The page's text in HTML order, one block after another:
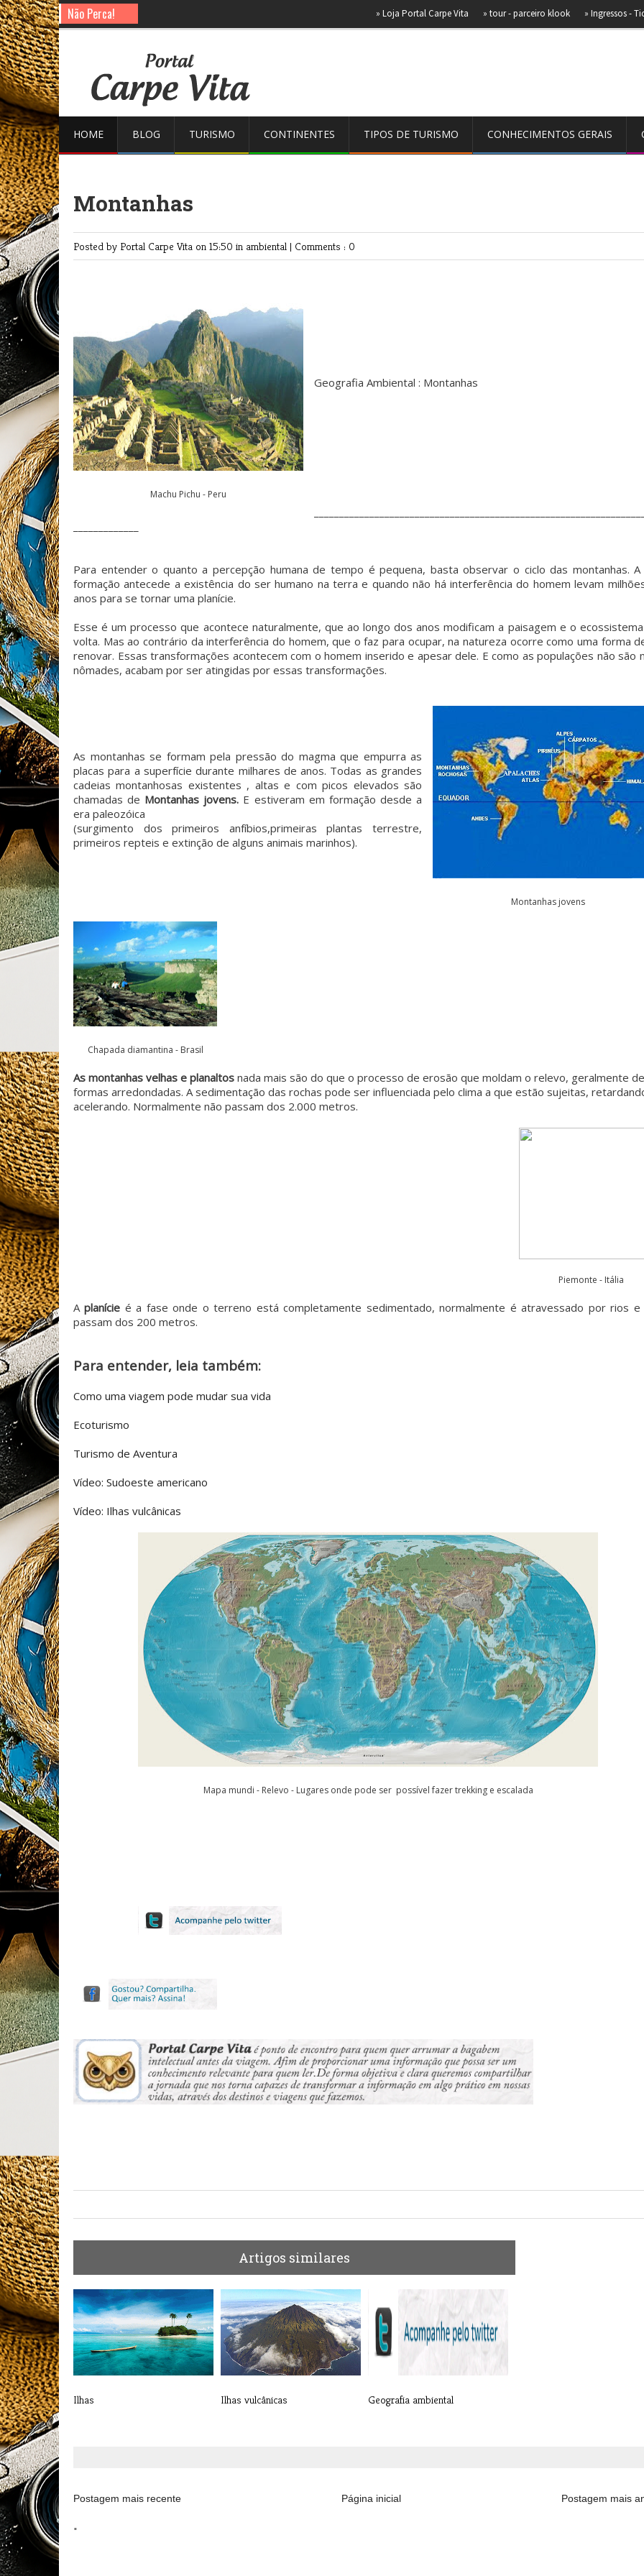
Não Perca! Loja Portal Carpe Vita »tour - parceiro klook »Ingressos - Ticket
HOME BLOG TURISMO CONTINENTES TIPOS DE TURISMO CONHECIMENTOS GERAIS
Montanhas
Posted by Portal Carpe Vita on 15:50 in ambiental | Comments : 0
Machu Pichu - Peru
Geografia Ambiental : Montanhas
Para entender o quanto a percepção humana de tempo é pequena, basta observar o ciclo das montanhas. A
formação antecede a existência do ser humano na terra e quando não há interferência do homem levam
anos para se tornar uma planície.
Esse é um processo que acontece naturalmente, que ao longo dos anos modificam a paisagem e o
volta. Mas ao contrário da interferência do homem, que o faz para ocupar, na natureza ocorre como uma forma
renovar. Essas transformações acontecem com o homem inserido e apesar dele. E como as populações não são
nômades, acabam por ser atingidas por essas transformações.
Montanhas jovens
As montanhas se formam pela pressão do magma que empurra as
placas para a superfície durante milhares de anos. Todas as grandes
cadeias montanhosas existentes , altas e com picos elevados são
chamadas de Montanhas jovens. E estiveram em formação desde a
era paleozóica
(surgimento dos primeiros anfíbios,primeiras plantas terrestre,
primeiros repteis e extinção de alguns animais marinhos).
Chapada diamantina - Brasil
As montanhas velhas e planaltos nada mais são do que o processo de erosão que moldam o relevo, geralmente de
formas arredondadas. A sedimentação das rochas pode ser influenciada pelo clima a que estão sujeitas,
acelerando. Normalmente não passam dos 2.000 metros.
Piemonte - Itália
Aplanície é a fase onde o terreno está completamente sedimentado, normalmente é atravessado por rios e
passam dos 200 metros.
Para entender, leia também:
Como uma viagem pode mudar sua vida
Ecoturismo
Turismo de Aventura
Vídeo: Sudoeste americano
Vídeo: Ilhas vulcânicas
Mapa mundi - Relevo - Lugares onde pode ser possível fazer trekking e escalada
Artigos similares
Ilhas Ilhas vulcânicas Geografia ambiental
Postagem mais recente Postagem mais
Página inicial
.